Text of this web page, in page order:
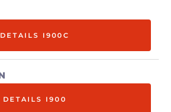
DETAILS I900C
DETAILS I900